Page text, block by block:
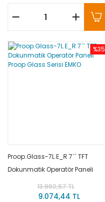
%35
Proop.Glass-7L.E_R 7`` TFT
Dokunmatik Operatör Paneli
Proop Glass Serisi EMKO
13.960,67 TL
9.074,44 TL